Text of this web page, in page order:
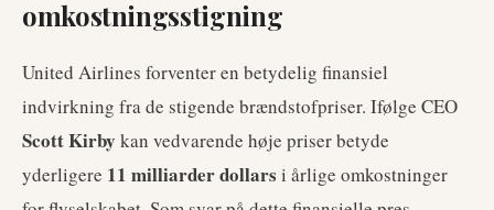
omkostningsstigning
United Airlines forventer en betydelig finansiel
indvirkning fra de stigende brændstofpriser. Ifølge CEO
Scott Kirby kan vedvarende høje priser betyde
yderligere 11 milliarder dollars i årlige omkostninger